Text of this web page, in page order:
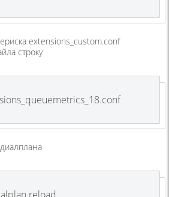
extensions_custom.conf
строку